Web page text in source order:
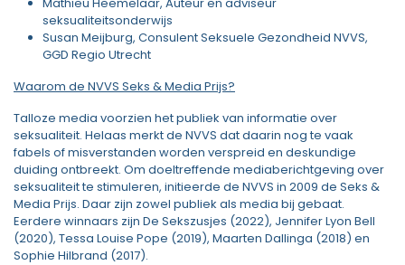
seksualiteitsonderwijs
Susan Meijburg, Consulent Seksuele Gezondheid NVVS,
GGD Regio Utrecht
Waarom de NVVS Seks & Media Prijs?
Talloze media voorzien het publiek van informatie over
seksualiteit. Helaas merkt de NVVS dat daarin nog te vaak
fabels of misverstanden worden verspreid en deskundige
duiding ontbreekt. Om doeltreffende mediaberichtgeving over
seksualiteit te stimuleren, initieerde de NVVS in 2009 de Seks &
Media Prijs. Daar zijn zowel publiek als media bij gebaat.
Eerdere winnaars zijn De Sekszusjes (2022), Jennifer Lyon Bell
(2020), Tessa Louise Pope (2019), Maarten Dallinga (2018) en
Sophie Hilbrand (2017).